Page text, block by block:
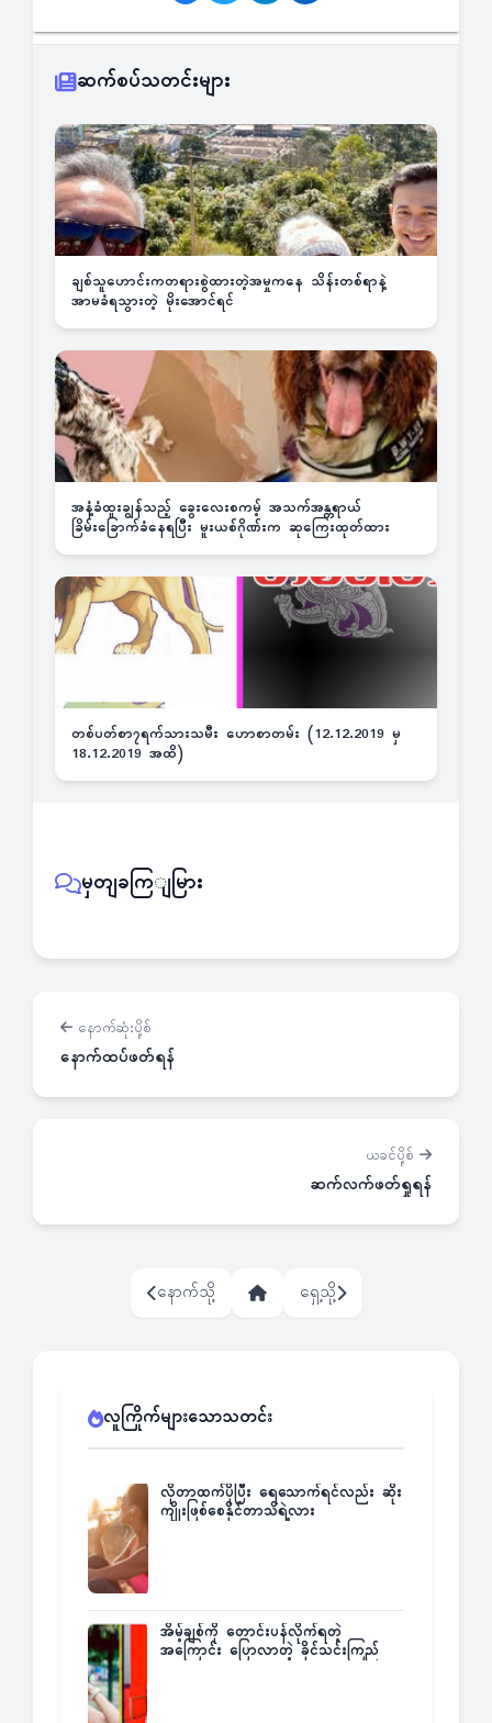
ဆက်စပ်သတင်းများ
ချစ်သူဟောင်းကတရားစွဲထားတဲ့အမှုကနေ သိန်းတစ်ရာနဲ့
အာမခံရသွားတဲ့ မိုးအောင်ရင်
အနံ့ခံထူးချွန်သည့် ခွေးလေးစကမ့် အသက်အန္တရာယ်
ခြိမ်းခြောက်ခံနေရပြီး မူးယစ်ဂိုဏ်းက ဆုကြေးထုတ်ထား
တစ်ပတ်စာ၇ရက်သားသမီး ဟောစာတမ်း (12.12.2019 မှ
18.12.2019 အထိ)
မှတျခကြျမြား
နောက်ဆုံးပို့စ်
နောက်ထပ်ဖတ်ရန်
ယခင်ပို့စ်
ဆက်လက်ဖတ်ရှုရန်
နောက်သို့ ရှေ့သို့
လူကြိုက်များသောသတင်း
လိုတာထက်ပိုပြီး ရေသောက်ရင်လည်း ဆိုး
ကျိုးဖြစ်စေနိုင်တာသိရဲ့လား
အိမ့်ချစ်ကို တောင်းပန်လိုက်ရတဲ့
အကြောင်း ပြောလာတဲ့ ခိုင်သင်းကြည်